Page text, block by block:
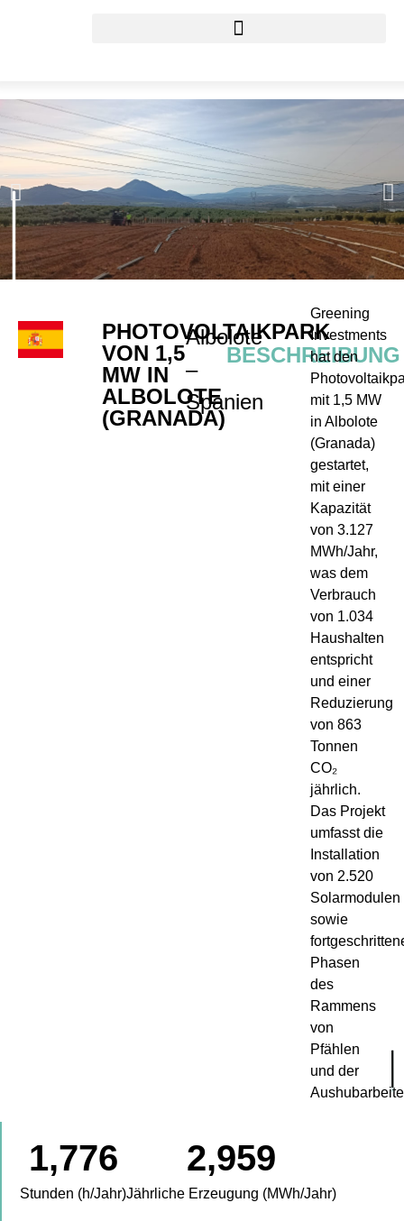
PHOTOVOLTAIKPARK
VON 1,5
MW IN
ALBOLOTE
(GRANADA)
Albolote
–
Spanien
BESCHREIBUNG
Greening
Investments
hat den
mit 1,5 MW
in Albolote
(Granada)
gestartet,
mit einer
Kapazität
von 3.127
MWh/Jahr,
was dem
Verbrauch
von 1.034
Haushalten
entspricht
und einer
Reduzierung
von 863
Tonnen
CO₂
jährlich.
Das Projekt
umfasst die
Installation
von 2.520
Solarmodulen
sowie
Phasen
des
Rammens
von
Pfählen
und der
Stunden (h/Jahr)
1,776
Jährliche Erzeugung (MWh/Jahr)
2,959